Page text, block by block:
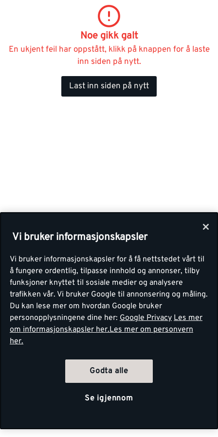
Noe gikk galt
En ukjent feil har oppstått, klikk på knappen for å laste
inn siden på nytt.
Last inn siden på nytt
Vi bruker informasjonskapsler
Vi bruker informasjonskapsler for å få nettstedet vårt til
å fungere ordentlig, tilpasse innhold og annonser, tilby
funksjoner knyttet til sosiale medier og analysere
trafikken vår. Vi bruker Google til annonsering og måling.
Du kan lese mer om hvordan Google bruker
personopplysningene dine her: Google Privacy Les mer
om informasjonskapsler her.Les mer om personvern
her.
Godta alle
Se igjennom